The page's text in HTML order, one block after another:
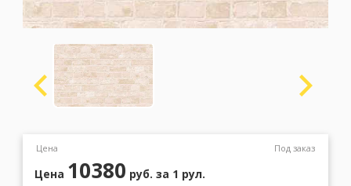
Личный кабинет
Москва (сменить город)
Заказать обратный звонок
Цена Под заказ
Цена 10380 руб. за 1 рул.